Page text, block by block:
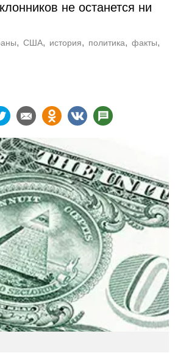
не останется ни
США история политика
факты